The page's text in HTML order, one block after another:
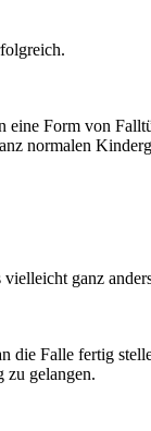
eine Form von
normalen
ganz
die Falle fertig
zu gelangen.